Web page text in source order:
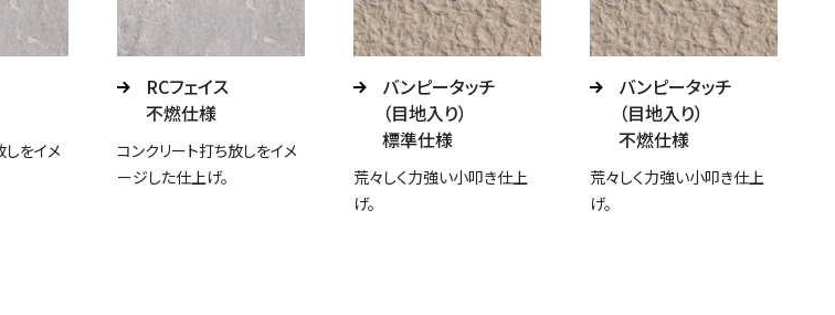
をイメ
RCフェイス
不燃仕様
コンクリート打ち放しをイメ
ージした仕上げ。
バンピータッチ
（目地入り）
標準仕様
荒々しく力強い小叩き仕上
げ。
バンピータッチ
（目地入り）
不燃仕様
荒々しく力強い小叩き仕上
げ。